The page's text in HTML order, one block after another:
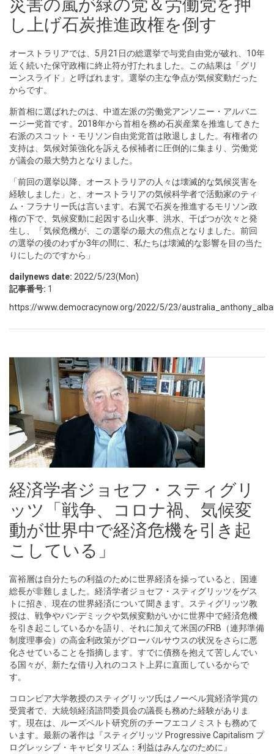
災害の嵐が緑の党＆労働党を押
し上げ石炭推進政権を倒す
オーストラリアでは、5月21日の総選挙で与党自由党が破れ、10年
近く続いた保守政権に終止符が打たれました。この結果は「グリ
ーンスライド」と呼ばれます。選挙の主な争点が気候変動だった
からです。
新首相に選ばれたのは、中道左派の労働党アンソニー・アルバニ
ージー党首です。2018年から首相を務め石炭産業を推進してきた
右派のスコット・モリソン自由党党首は敗退しました。有権者の
支持は、気候対策強化を訴える候補者に圧倒的に集まり、労働党
が議会の最大勢力となりました。
「前回の選挙以降、オーストラリアの人々は壊滅的な気候災害を
経験しました」と、オーストラリアの気候科学者で活動家のティ
ム・フラナリー氏は言います。右翼で石炭を推進するモリソン政
権の下で、気候変動に起因する山火事、洪水、干ばつが次々と発
生し、「気候危機が、この選挙の最大の焦点となりました。前回
の選挙の後のわずか3年の間に、私たちは壊滅的な影響を目の当た
りにしたのですから」
dailynews date: 2022/5/23(Mon)
記事番号: 1
https://www.democracynow.org/2022/5/23/
経済学者ジョセフ・スティグリ
ッツ「戦争、コロナ禍、気候変
動が世界中で経済危機を引き起
こしている」
富裕層は自分たちの利益のために世界経済を操っていると、国連
総長が非難しました。経済学者ジョセフ・スティグリッツをゲス
トに招き、現在の世界経済について聞きます。スティグリッツ教
授は、戦争やパンデミックや気候変動がいかに世界中で経済危機
を引き起こしているかを語り、それに加えて米国のFRB（連邦準備
制度理事会）の高金利政策がグローバルサウスの状況をさらに悪
化させていることを指摘します。すでに債務を抱えて苦しんでい
る国々が、新たな借り入れのコスト上昇に直面しているからで
す。
コロンビア大学教授のスティグリッツ氏はノーベル賞経済学賞の
受賞者で、大統領経済諮問委員会の議長も務めた経験がありま
す。現在は、ルーズベルト研究所のチーフエコノミストも務めて
います。最新の著作は『スティグリッツ Progressive Capitalism プ
ログレッシブ・キャピタリズム：利益はみんなのために』